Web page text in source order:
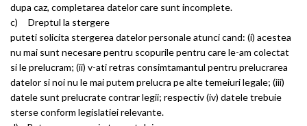
dupa caz, completarea datelor care sunt incomplete.
c) Dreptul la stergere
puteti solicita stergerea datelor personale atunci cand: (i) acestea
nu mai sunt necesare pentru scopurile pentru care le-am colectat
si le prelucram; (ii) v-ati retras consimtamantul pentru prelucrarea
datelor si noi nu le mai putem prelucra pe alte temeiuri legale; (iii)
datele sunt prelucrate contrar legii; respectiv (iv) datele trebuie
sterse conform legislatiei relevante.